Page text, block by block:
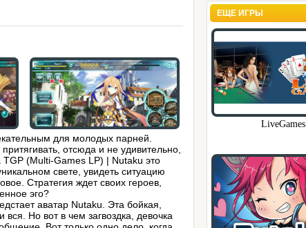
для молодых парней.
отсюда и не удивительно,
TGP (Multi-Games LP) | Nutaku это
свете, увидеть ситуацию
Стратегия ждет своих героев,
эго?
аватар Nutaku. Эта бойкая,
Но вот в чем загвоздка, девочка
ЕЩЕ ИГРЫ
LiveGames